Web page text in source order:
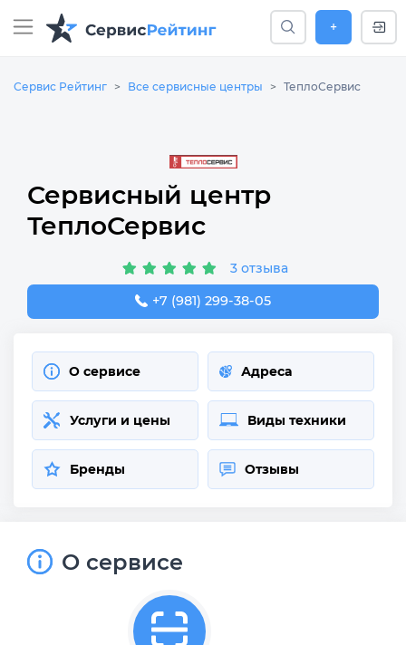
+
Сервис Рейтинг Все сервисные центры ТеплоСервис
Сервисный центр
ТеплоСервис
3 отзыва
+7 (981) 299-38-05
О сервисе Адреса
Услуги и цены Виды техники
Бренды Отзывы
О сервисе